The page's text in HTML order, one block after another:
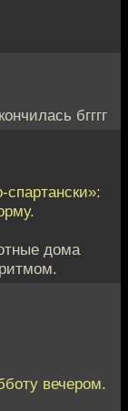
бгггг
дома
вечером.